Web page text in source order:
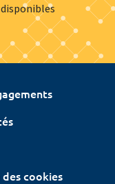
cookies